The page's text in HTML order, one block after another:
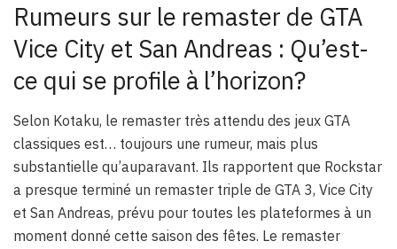
Rumeurs sur le remaster de GTA
Vice City et San Andreas : Qu’est-
ce qui se profile à l’horizon?
Selon Kotaku, le remaster très attendu des jeux GTA
classiques est… toujours une rumeur, mais plus
substantielle qu’auparavant. Ils rapportent que Rockstar
a presque terminé un remaster triple de GTA 3, Vice City
et San Andreas, prévu pour toutes les plateformes à un
moment donné cette saison des fêtes. Le remaster